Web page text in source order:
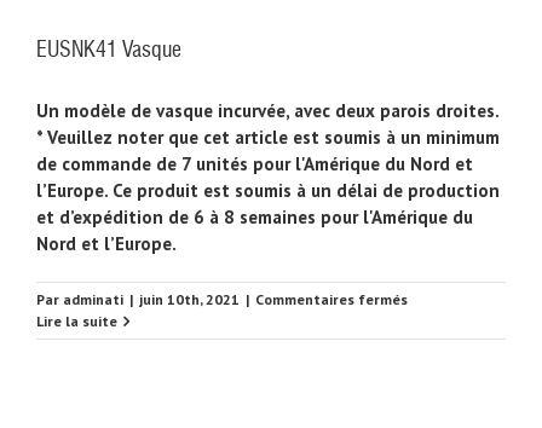
EUSNK41 Vasque
Un modèle de vasque incurvée, avec deux parois droites.
* Veuillez noter que cet article est soumis à un minimum
de commande de 7 unités pour l'Amérique du Nord et
l’Europe. Ce produit est soumis à un délai de production
et d’expédition de 6 à 8 semaines pour l'Amérique du
Nord et l’Europe.
Par adminati | juin 10th, 2021 | Commentaires ferméssur
Vasque
Lire la suite